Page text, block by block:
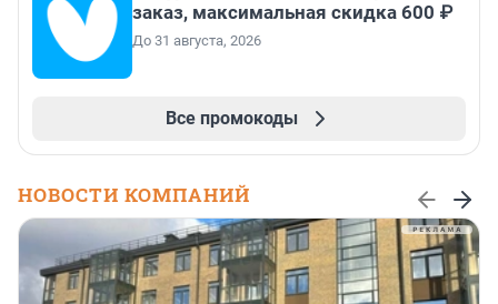
заказ, максимальная скидка 600 ₽
До 31 августа, 2026
Все промокоды
НОВОСТИ КОМПАНИЙ